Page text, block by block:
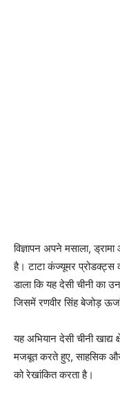
विज्ञापन अपने मसाला,
है। टाटा कंज्यूमर प्रोडक्ट्स
डाला कि यह देसी चीनी का
जिसमें रणवीर सिंह बेजोड़
यह अभियान देसी चीनी
मजबूत करते हुए, साहसिक और
को रेखांकित करता है।